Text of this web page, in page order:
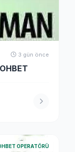
3 gün önce
OPERATÖRÜ